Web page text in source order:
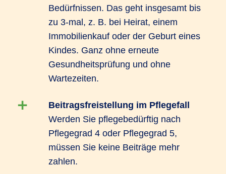
Bedürfnissen. Das geht insgesamt bis
zu 3-mal, z. B. bei Heirat, einem
Immobilienkauf oder der Geburt eines
Kindes. Ganz ohne erneute
Gesundheitsprüfung und ohne
Wartezeiten.
Beitragsfreistellung im Pflegefall
Werden Sie pflegebedürftig nach
Pflegegrad 4 oder Pflegegrad 5,
müssen Sie keine Beiträge mehr
zahlen.